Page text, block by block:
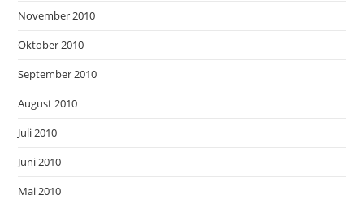
November 2010
Oktober 2010
September 2010
August 2010
Juli 2010
Juni 2010
Mai 2010